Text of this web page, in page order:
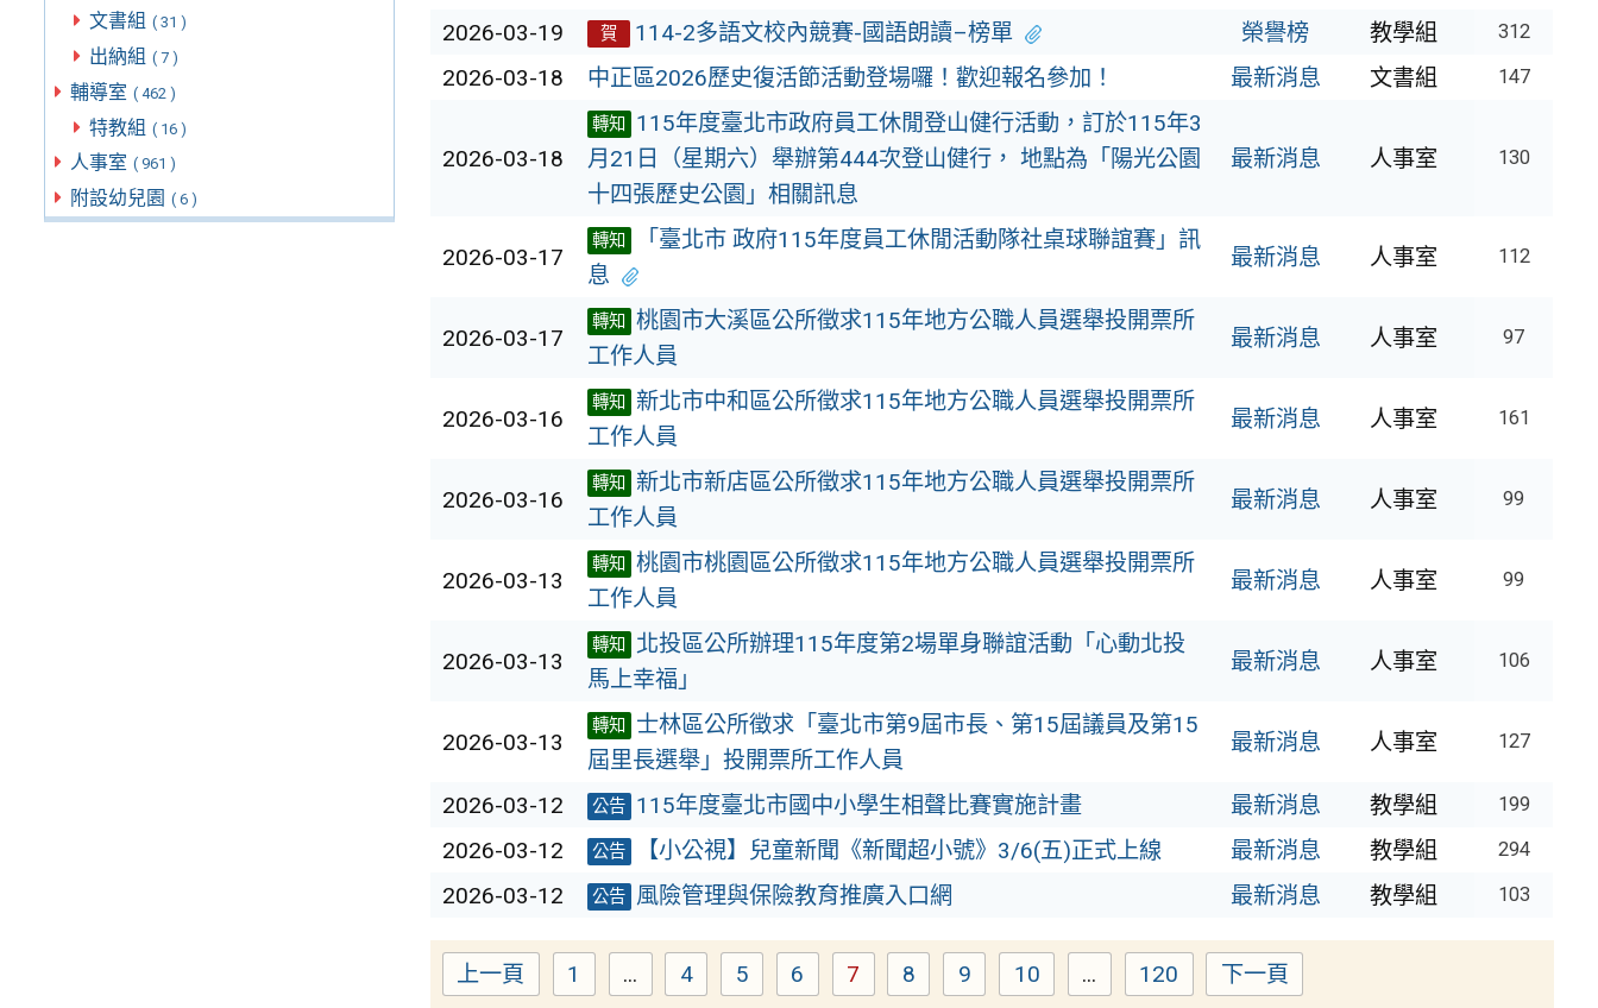
文書組 ( 31 )
出納組 ( 7 )
輔導室 ( 462 )
特教組 ( 16 )
人事室 ( 961 )
附設幼兒園 ( 6 )
2026-03-19 賀 114-2多語文校內競賽-國語朗讀–榜單 榮譽榜 教學組 312
2026-03-18 中正區2026歷史復活節活動登場囉！歡迎報名參加！ 最新消息 文書組 147
2026-03-18
轉知
115年度臺北市政府員工休閒登山健行活動，訂於115年3
月21日（星期六）舉辦第444次登山健行， 地點為「陽光公園
十四張歷史公園」相關訊息
最新消息 人事室 130
2026-03-17
轉知
「臺北市 政府115年度員工休閒活動隊社桌球聯誼賽」訊
息
最新消息 人事室 112
2026-03-17
轉知
桃園市大溪區公所徵求115年地方公職人員選舉投開票所
工作人員
最新消息 人事室 97
2026-03-16
轉知
新北市中和區公所徵求115年地方公職人員選舉投開票所
工作人員
最新消息 人事室 161
2026-03-16
轉知
新北市新店區公所徵求115年地方公職人員選舉投開票所
工作人員
最新消息 人事室 99
2026-03-13
轉知
桃園市桃園區公所徵求115年地方公職人員選舉投開票所
工作人員
最新消息 人事室 99
2026-03-13
轉知
北投區公所辦理115年度第2場單身聯誼活動「心動北投
馬上幸福」
最新消息 人事室 106
2026-03-13
轉知
士林區公所徵求「臺北市第9屆市長、第15屆議員及第15
屆里長選舉」投開票所工作人員
最新消息 人事室 127
2026-03-12 公告 115年度臺北市國中小學生相聲比賽實施計畫 最新消息 教學組 199
2026-03-12 公告 【小公視】兒童新聞《新聞超小號》3/6(五)正式上線 最新消息 教學組 294
2026-03-12 公告 風險管理與保險教育推廣入口網 最新消息 教學組 103
上一頁 Page
1 ... Page
4 Page
5 Page
6 Page
7 Page
8 Page
9 Page
10 ... Page
120 下一頁